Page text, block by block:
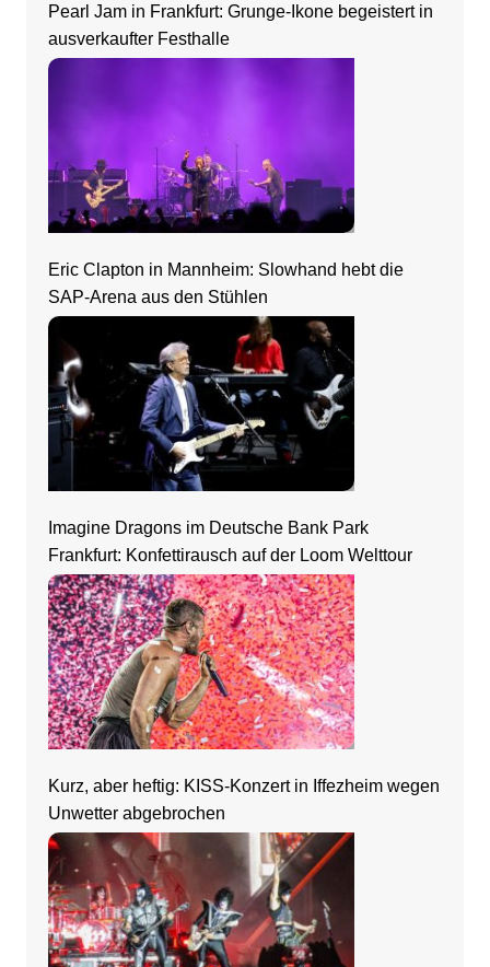
Pearl Jam in Frankfurt: Grunge-Ikone begeistert in
ausverkaufter Festhalle
Eric Clapton in Mannheim: Slowhand hebt die
SAP-Arena aus den Stühlen
Imagine Dragons im Deutsche Bank Park
Frankfurt: Konfettirausch auf der Loom Welttour
Kurz, aber heftig: KISS-Konzert in Iffezheim wegen
Unwetter abgebrochen